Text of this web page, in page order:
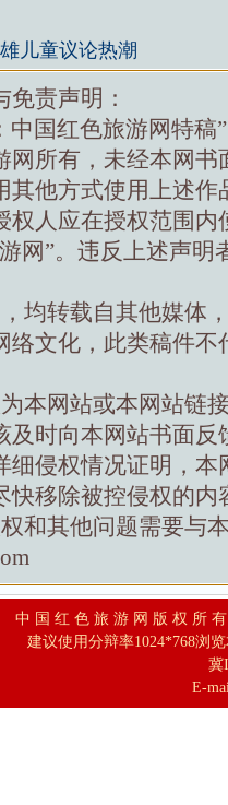
儿童议论热潮
责声明：
中国红色旅游网特稿
网所有，未经本网书
其他方式使用上述作
权人应在授权范围内
网”。违反上述声明
均转载自其他媒体
络文化，此类稿件不
本网站或本网站链
及时向本网站书面反
细侵权情况证明，本
快移除被控侵权的内
和其他问题需要与
中 国 红 色 旅 游 网 版 权 所
建议使用分辩率1024*768浏
冀
E-